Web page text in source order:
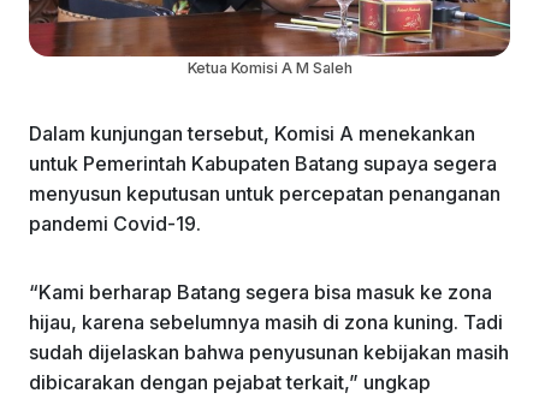
Ketua Komisi A M Saleh
Dalam kunjungan tersebut, Komisi A menekankan
untuk Pemerintah Kabupaten Batang supaya segera
menyusun keputusan untuk percepatan penanganan
pandemi Covid-19.
“Kami berharap Batang segera bisa masuk ke zona
hijau, karena sebelumnya masih di zona kuning. Tadi
sudah dijelaskan bahwa penyusunan kebijakan masih
dibicarakan dengan pejabat terkait,” ungkap